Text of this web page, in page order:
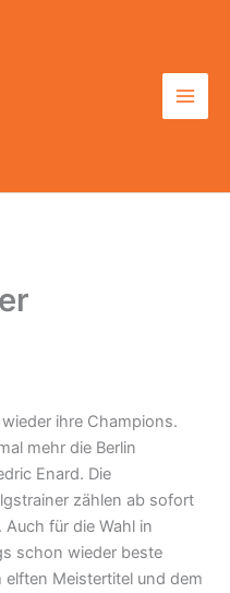
ihre Champions.
mehr die Berlin
Enard. Die
zählen ab sofort
für die Wahl in
schon wieder beste
Meistertitel und dem